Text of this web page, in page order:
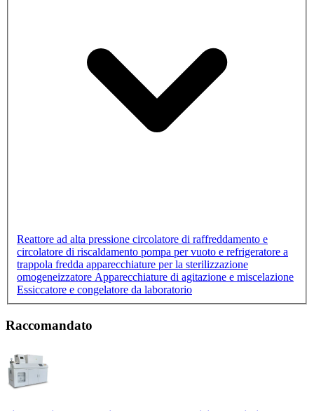
Reattore ad alta pressione circolatore di raffreddamento e
circolatore di riscaldamento pompa per vuoto e refrigeratore a
trappola fredda apparecchiature per la sterilizzazione
omogeneizzatore Apparecchiature di agitazione e miscelazione
Essiccatore e congelatore da laboratorio
Raccomandato